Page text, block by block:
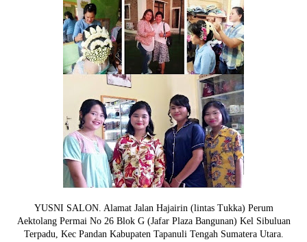
YUSNI SALON. Alamat Jalan Hajairin (lintas Tukka) Perum
Aektolang Permai No 26 Blok G (Jafar Plaza Bangunan) Kel Sibuluan
Terpadu, Kec Pandan Kabupaten Tapanuli Tengah Sumatera Utara.